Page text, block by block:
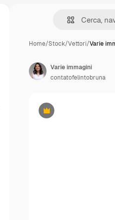
Home/Stock/Vettori/Varie
Premium
Varie immagini
contatofelintobruna